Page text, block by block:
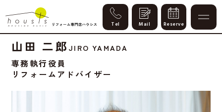
Staff
山田 二郎 JIRO YAMADA
専務執行役員
リフォームアドバイザー